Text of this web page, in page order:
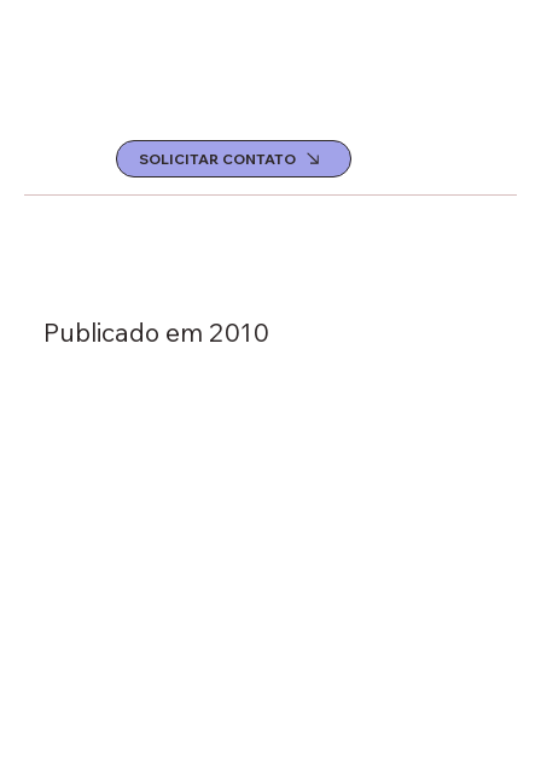
SOLICITAR CONTATO
Publicado em 2010